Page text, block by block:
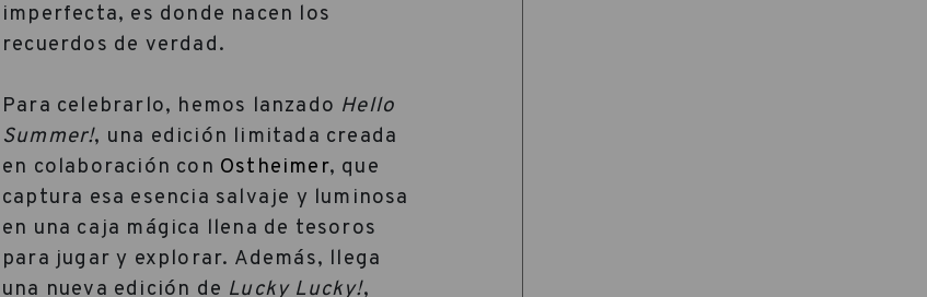
imperfecta, es donde nacen los
recuerdos de verdad.
Para celebrarlo, hemos lanzado Hello
Summer!, una edición limitada creada
en colaboración con Ostheimer, que
captura esa esencia salvaje y luminosa
en una caja mágica llena de tesoros
para jugar y explorar. Además, llega
una nueva edición de Lucky Lucky!,